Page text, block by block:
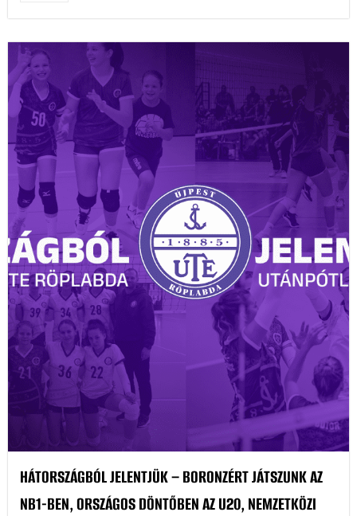
HÁTORSZÁGBÓL JELENTJÜK – BORONZÉRT JÁTSZUNK AZ
NB1-BEN, ORSZÁGOS DÖNTŐBEN AZ U20, NEMZETKÖZI